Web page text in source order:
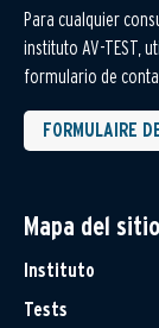
Para cualquier
instituto AV-TEST,
formulario de
FORMULAIRE
Mapa del sitio
Instituto
Tests